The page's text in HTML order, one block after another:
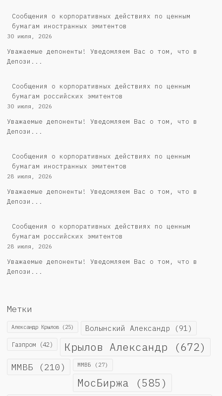
Сообщения о корпоративных действиях по ценным
бумагам иностранных эмитентов
30 июля, 2026
Уважаемые депоненты! Уведомляем Вас о том, что в
Депози...
Cообщения о корпоративных действиях по ценным
бумагам российских эмитентов
30 июля, 2026
Уважаемые депоненты! Уведомляем Вас о том, что в
Депози...
Сообщения о корпоративных действиях по ценным
бумагам иностранных эмитентов
28 июля, 2026
Уважаемые депоненты! Уведомляем Вас о том, что в
Депози...
Cообщения о корпоративных действиях по ценным
бумагам российских эмитентов
28 июля, 2026
Уважаемые депоненты! Уведомляем Вас о том, что в
Депози...
Метки
Александр Крылов (25) Волынский Александр (91)
Газпром (42) Крылов Александр (672)
ММВБ (210) ММВБ (27)
МосБиржа (585)